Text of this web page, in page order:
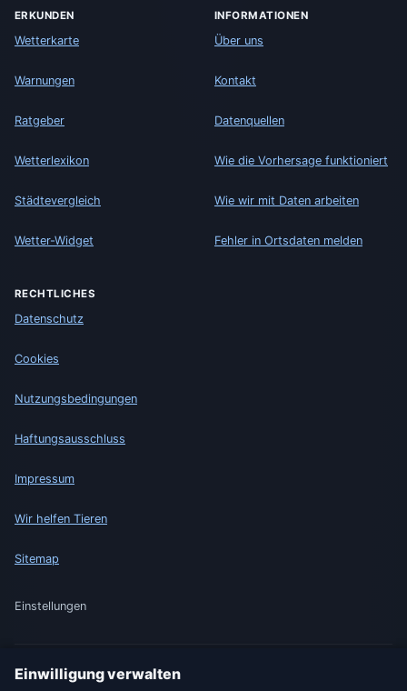
ERKUNDEN
Wetterkarte
Warnungen
Ratgeber
Wetterlexikon
Städtevergleich
Wetter-Widget
INFORMATIONEN
Über uns
Kontakt
Datenquellen
Wie die Vorhersage funktioniert
Wie wir mit Daten arbeiten
Fehler in Ortsdaten melden
RECHTLICHES
Datenschutz
Cookies
Nutzungsbedingungen
Haftungsausschluss
Impressum
Wir helfen Tieren
Sitemap
Einstellungen
🇩🇪 Wetter Deutschland
Einwilligung verwalten